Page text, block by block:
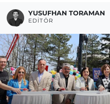
YUSUFHAN TORAMAN
EDITÖR